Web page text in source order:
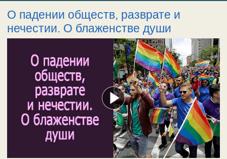
О падении обществ, разврате и
нечестии. О блаженстве души